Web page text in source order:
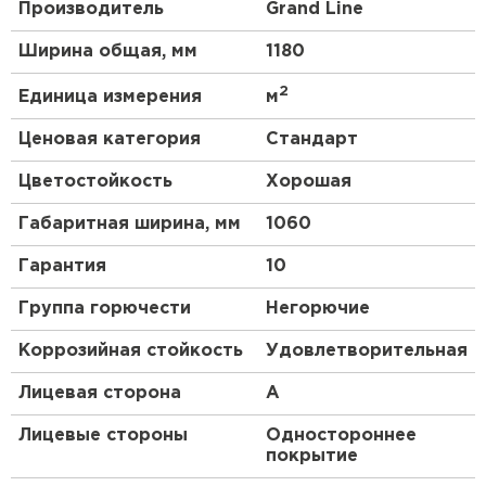
Структура. Профнастил – композитный
(многослойный) материал. У разных марок
число слоев меняется от 3 до 10; толщина
также может быть разной.
Производитель Grand Line
Ширина общая, мм 1180
Единица измерения м2
Ценовая категория Стандарт
Цветостойкость Хорошая
Габаритная ширина, мм 1060
Гарантия 10
Группа горючести Негорючие
Коррозийная стойкость Удовлетворительная
Лицевая сторона A
Лицевые стороны
Одностороннее
покрытие